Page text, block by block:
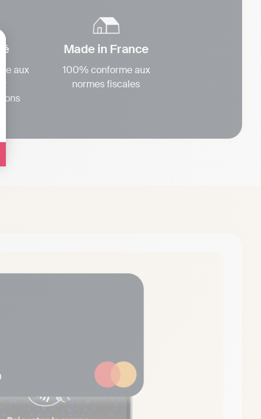
vos Options
aux
Made in France
100% conforme aux
normes fiscales